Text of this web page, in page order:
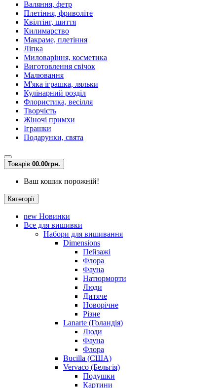
Валяння, фетр
Плетіння, фриволіте
Квілтінг, шиття
Килимарство
Макраме, плетіння
Ліпка
Миловаріння, косметика
Виготовлення свічок
Малювання
М'яка іграшка, ляльки
Кулінарний розділ
Флористика, весілля
Творчість
Жіночі примхи
Іграшки
Подарунки, свята
Товарів 00.00грн.
Ваш кошик порожній!
Категорії
new Новинки
Все для вишивки
Набори для вишивання
Dimensions
Пейзажі
Флора
Фауна
Натюрморти
Люди
Дитяче
Новорічне
Різне
Lanarte (Голандія)
Люди
Фауна
Флора
Bucilla (США)
Vervaco (Бельгія)
Подушки
Картини